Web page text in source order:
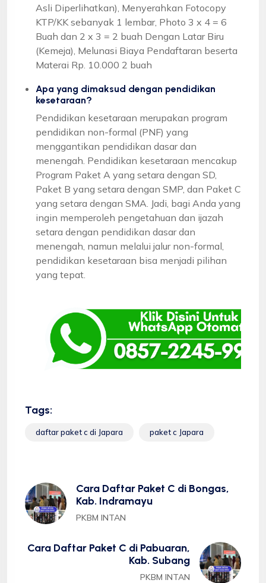
Asli Diperlihatkan), Menyerahkan Fotocopy
KTP/KK sebanyak 1 lembar, Photo 3 x 4 = 6
Buah dan 2 x 3 = 2 buah Dengan Latar Biru
(Kemeja), Melunasi Biaya Pendaftaran beserta
Materai Rp. 10.000 2 buah
Apa yang dimaksud dengan pendidikan
kesetaraan?
Pendidikan kesetaraan merupakan program
pendidikan non-formal (PNF) yang
menggantikan pendidikan dasar dan
menengah. Pendidikan kesetaraan mencakup
Program Paket A yang setara dengan SD,
Paket B yang setara dengan SMP, dan Paket C
yang setara dengan SMA. Jadi, bagi Anda yang
ingin memperoleh pengetahuan dan ijazah
setara dengan pendidikan dasar dan
menengah, namun melalui jalur non-formal,
pendidikan kesetaraan bisa menjadi pilihan
yang tepat.
Tags:
daftar paket c di Japara paket c Japara
Cara Daftar Paket C di Bongas,
Kab. Indramayu
PKBM INTAN
Cara Daftar Paket C di Pabuaran,
Kab. Subang
PKBM INTAN